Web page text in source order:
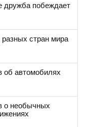
дружба побеждает
стран мира
об автомобилях
о необычных